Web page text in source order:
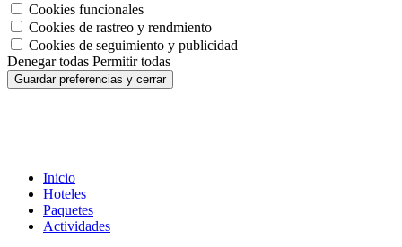
Cookies funcionales
Cookies de rastreo y rendmiento
Cookies de seguimiento y publicidad
Denegar todas Permitir todas
Guardar preferencias y cerrar
Inicio
Hoteles
Paquetes
Actividades